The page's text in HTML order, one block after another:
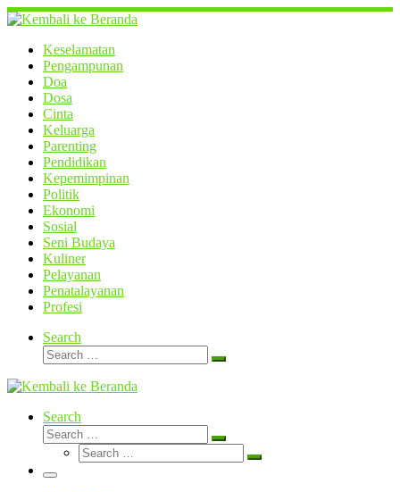
Skip
to
contentKeselamatan
Pengampunan
Doa
Dosa
Cinta
Keluarga
Parenting
Pendidikan
Kepemimpinan
Politik
Ekonomi
Sosial
Seni Budaya
Kuliner
Pelayanan
Penatalayanan
Profesi
Search
Search
Search
Search
Search
Search
Search
Search
Menu